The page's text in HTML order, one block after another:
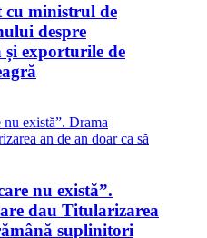
cu ministrul de
despre
și exporturile de
nu există”.
dau Titularizarea
suplinitori